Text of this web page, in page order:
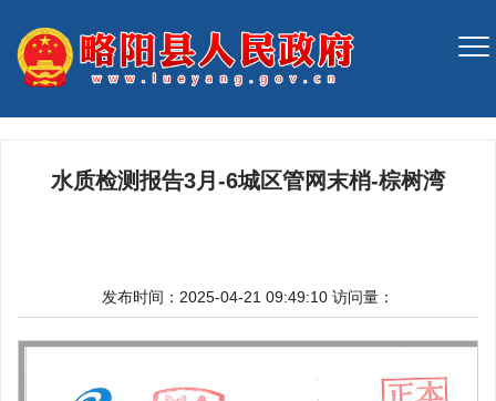
水质检测报告3月-6城区管网末梢-棕树湾
发布时间：2025-04-21 09:49:10 访问量：